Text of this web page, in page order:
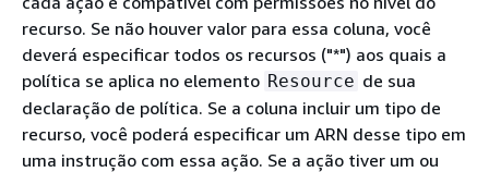
recurso. Se não houver valor para essa coluna, você
deverá especificar todos os recursos ("*") aos quais a
política se aplica no elemento Resource de sua
declaração de política. Se a coluna incluir um tipo de
recurso, você poderá especificar um ARN desse tipo em
uma instrução com essa ação. Se a ação tiver um ou